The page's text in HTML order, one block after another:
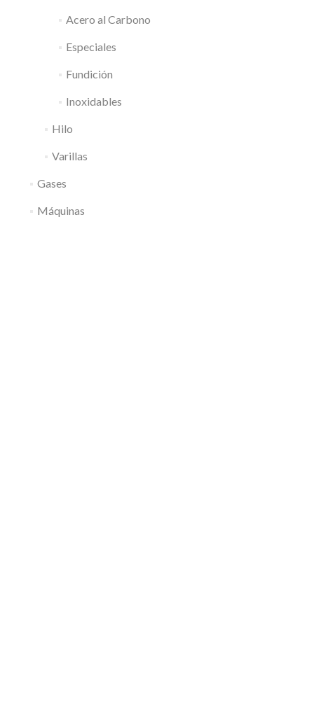
Acero al Carbono
Especiales
Fundición
Inoxidables
Hilo
Varillas
Gases
Máquinas